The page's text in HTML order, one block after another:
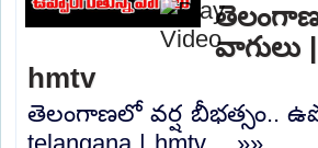
వాగులు
hmtv
తెలంగాణలో వర్ష బీభత్సం..